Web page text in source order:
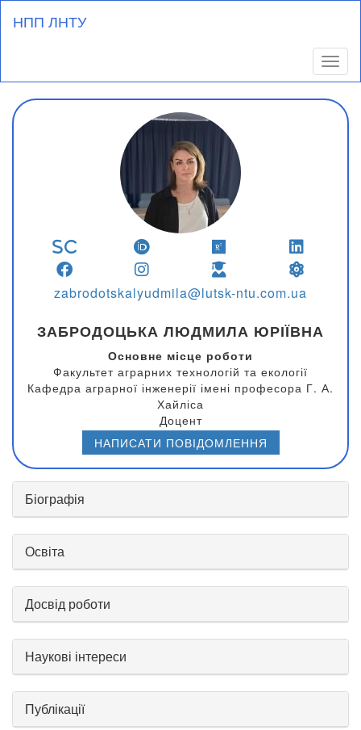
НПП ЛНТУ
ЗАБРОДОЦЬКА ЛЮДМИЛА ЮРІЇВНА
Основне місце роботи
Факультет аграрних технологій та екології
Кафедра аграрної інженерії імені професора Г. А.
Хайліса
Доцент
zabrodotskalyudmila@lutsk-ntu.com.ua
НАПИСАТИ ПОВІДОМЛЕННЯ
Біографія
Освіта
Досвід роботи
Наукові інтереси
Публікації